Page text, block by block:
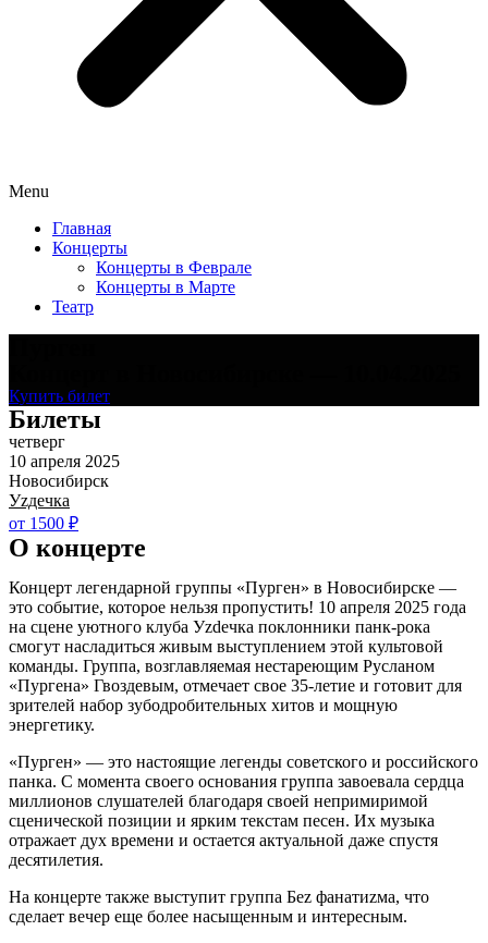
Menu
Главная
Концерты
Концерты в Феврале
Концерты в Марте
Театр
Купить билет
Билеты
четверг
10 апреля 2025
Новосибирск
Уzдечка
от 1500 ₽
О концерте
Концерт легендарной группы «Пурген» в Новосибирске —
это событие, которое нельзя пропустить! 10 апреля 2025 года
на сцене уютного клуба Уzdечка поклонники панк-рока
смогут насладиться живым выступлением этой культовой
команды. Группа, возглавляемая нестареющим Русланом
«Пургена» Гвоздевым, отмечает свое 35-летие и готовит для
зрителей набор зубодробительных хитов и мощную
энергетику.
«Пурген» — это настоящие легенды советского и российского
панка. С момента своего основания группа завоевала сердца
миллионов слушателей благодаря своей непримиримой
сценической позиции и ярким текстам песен. Их музыка
отражает дух времени и остается актуальной даже спустя
десятилетия.
На концерте также выступит группа Беz фанатиzма, что
сделает вечер еще более насыщенным и интересным.